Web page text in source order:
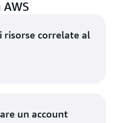
AWS
risorse correlate al
un account